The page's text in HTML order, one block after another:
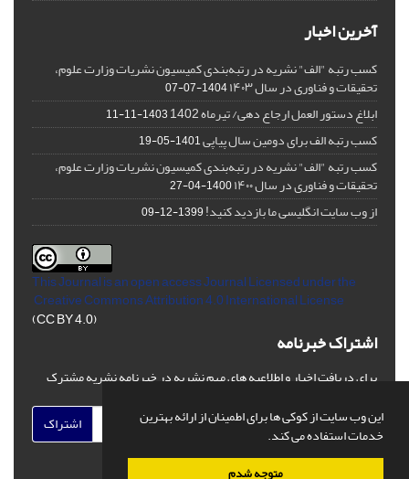
این وب سایت از کوکی ها برای اطمینان از ارائه بهترین
خدمات استفاده می کند.
متوجه شدم
آخرین اخبار
کسب رتبه "الف" نشریه در رتبه‌بندی کمیسیون نشریات وزارت علوم،
تحقیقات و فناوری در سال ۱۴۰۳ 1404-07-07
ابلاغ دستور العمل ارجاع دهی/ تیرماه 1402 1403-11-11
کسب رتبه الف برای دومین سال پیاپی1401-05-19
کسب رتبه "الف" نشریه در رتبه‌بندی کمیسیون نشریات وزارت علوم،
تحقیقات و فناوری در سال ۱۴۰۰ 1400-04-27
از وب سایت انگلیسی ما بازدید کنید!1399-12-09
This Journal is an open access Journal Licensedunder the
Creative Commons Attribution 4.0 International License
(CC BY 4.0)
اشتراک خبرنامه
برای دریافت اخبار و اطلاعیه های مهم نشریه در خبرنامه نشریه مشترک
اشتراک